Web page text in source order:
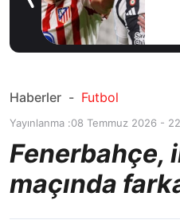
Haberler - Futbol
Yayınlanma :08 Temmuz 2026 -
Fenerbahçe,
maçında